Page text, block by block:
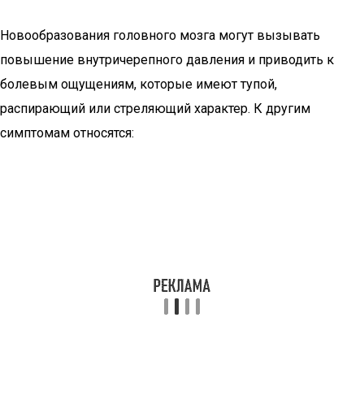
Новообразования головного мозга могут вызывать
повышение внутричерепного давления и приводить к
болевым ощущениям, которые имеют тупой,
распирающий или стреляющий характер. К другим
симптомам относятся: